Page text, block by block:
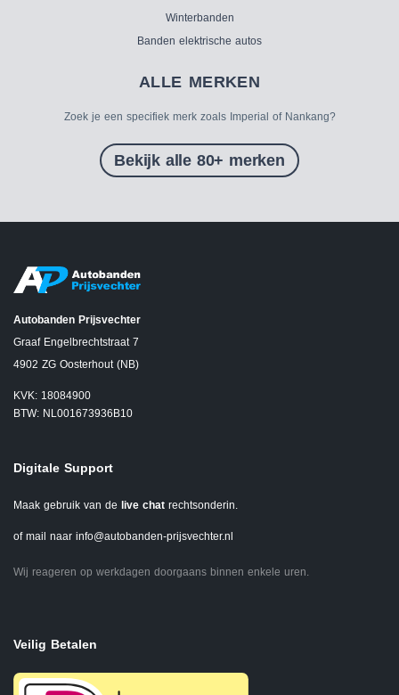
Winterbanden
Banden elektrische autos
ALLE MERKEN
Zoek je een specifiek merk zoals Imperial of Nankang?
Bekijk alle 80+ merken
Autobanden Prijsvechter
Graaf Engelbrechtstraat 7
4902 ZG Oosterhout (NB)
KVK: 18084900
BTW: NL001673936B10
Digitale Support
Maak gebruik van de live chat rechtsonderin.
of mail naar info@autobanden-prijsvechter.nl
Wij reageren op werkdagen doorgaans binnen enkele uren.
Veilig Betalen